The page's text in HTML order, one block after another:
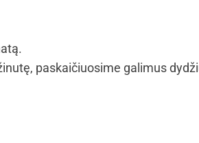
paskaičiuosime galimus